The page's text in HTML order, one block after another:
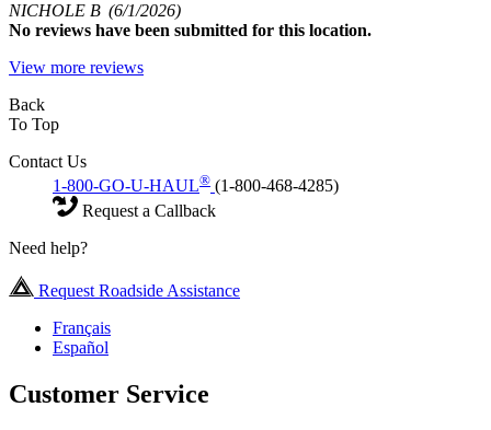
NICHOLE B (6/1/2026)
No reviews have been submitted for this location.
View more reviews
Back
To Top
Contact Us
1-800-GO-U-HAUL® (1-800-468-4285)
Request a Callback
Need help?
Request Roadside Assistance
Français
Español
Customer Service